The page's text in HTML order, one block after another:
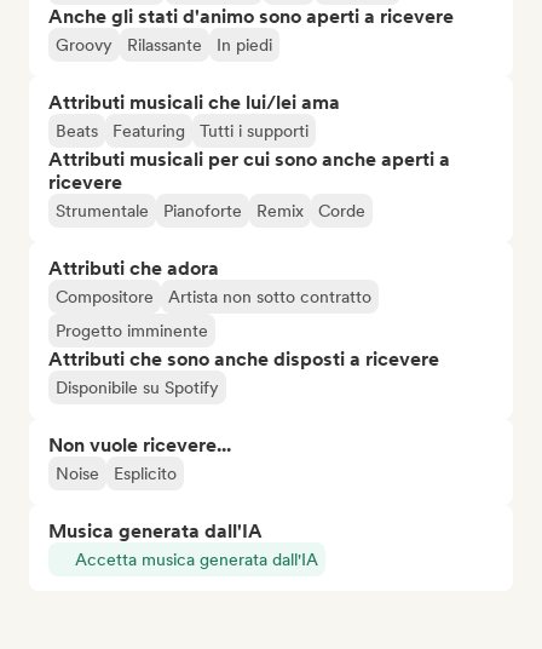
Anche gli stati d'animo sono aperti a ricevere
Groovy Rilassante In piedi
Attributi musicali che lui/lei ama
Beats Featuring Tutti i supporti
Attributi musicali per cui sono anche aperti a
ricevere
Strumentale Pianoforte Remix Corde
Attributi che adora
Compositore
Artista non sotto contratto
Progetto imminente
Attributi che sono anche disposti a ricevere
Disponibile su Spotify
Non vuole ricevere...
Noise Esplicito
Musica generata dall'IA
Accetta musica generata dall'IA